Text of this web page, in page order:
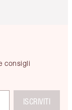
consigli
ISCRIVITI